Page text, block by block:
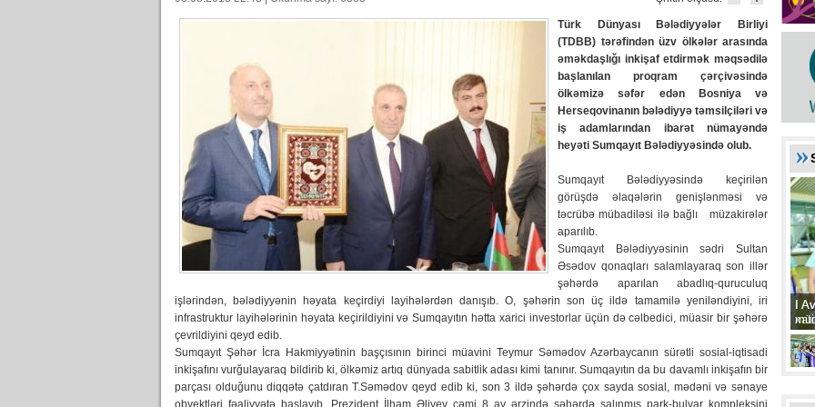
Türk Dünyası Bələdiyyələr Birliyi
(TDBB) tərəfindən üzv ölkələr arasında
əməkdaşlığı inkişaf etdirmək məqsədilə
başlanılan proqram çərçivəsində
ölkəmizə səfər edən Bosniya və
Herseqovinanın bələdiyyə təmsilçiləri və
iş adamlarından ibarət nümayəndə
heyəti Sumqayıt Bələdiyyəsində olub.
Sumqayıt Bələdiyyəsində keçirilən
görüşdə əlaqələrin genişlənməsi və
təcrübə mübadiləsi ilə bağlı müzakirələr
aparılıb.
Sumqayıt Bələdiyyəsinin sədri Sultan
Əsədov qonaqları salamlayaraq son illər
şəhərdə aparılan abadlıq-quruculuq
işlərindən, bələdiyyənin həyata keçirdiyi layihələrdən danışıb. O, şəhərin son üç ildə tamamilə yeniləndiyini, iri
infrastruktur layihələrinin həyata keçirildiyini və Sumqayıtın hətta xarici investorlar üçün də cəlbedici, müasir bir şəhərə
çevrildiyini qeyd edib.
Sumqayıt Şəhər İcra Hakmiyyətinin başçısının birinci müavini Teymur Səmədov Azərbaycanın sürətli sosial-iqtisadi
inkişafını vurğulayaraq bildirib ki, ölkəmiz artıq dünyada sabitlik adası kimi tanınır. Sumqayıtın da bu davamlı inkişafın bir
parçası olduğunu diqqətə çatdıran T.Səmədov qeyd edib ki, son 3 ildə şəhərdə çox sayda sosial, mədəni və sənaye
obyektləri fəaliyyətə başlayıb. Prezident İlham Əliyev cəmi 8 ay ərzində şəhərdə salınmış park-bulvar kompleksini
II